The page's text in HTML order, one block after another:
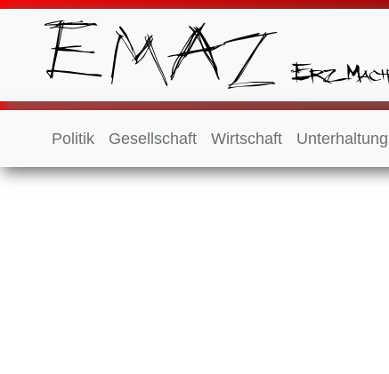
Politik Gesellschaft Wirtschaft Unterhaltung